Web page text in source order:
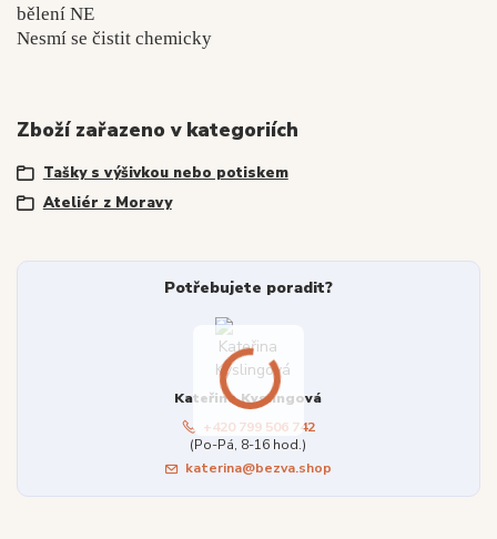
bělení NE
Nesmí se čistit chemicky
Zboží zařazeno v kategoriích
Tašky s výšivkou nebo potiskem
Ateliér z Moravy
Potřebujete poradit?
Kateřina Kyslingová
+420 799 506 742
(Po-Pá, 8-16 hod.)
katerina@bezva.shop